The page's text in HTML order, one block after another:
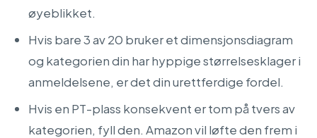
øyeblikket.
Hvis bare 3 av 20 bruker et dimensjonsdiagram
og kategorien din har hyppige størrelsesklager i
anmeldelsene, er det din urettferdige fordel.
Hvis en PT-plass konsekvent er tom på tvers av
kategorien, fyll den. Amazon vil løfte den frem i